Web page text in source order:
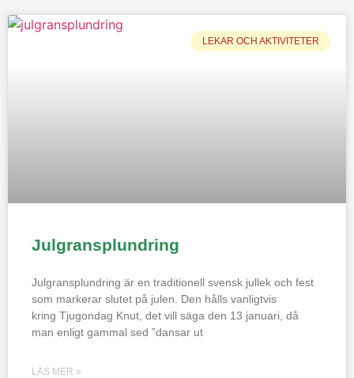
LEKAR OCH AKTIVITETER
Julgransplundring
Julgransplundring är en traditionell svensk jullek och fest
som markerar slutet på julen. Den hålls vanligtvis
kring Tjugondag Knut, det vill säga den 13 januari, då
man enligt gammal sed ”dansar ut
LÄS MER »